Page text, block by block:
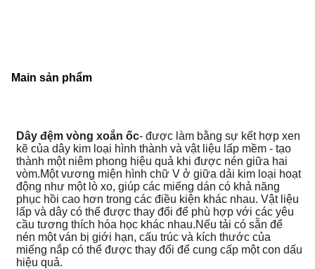
Main sản phẩm
Dây đệm vòng xoắn ốc- được làm bằng sự kết hợp xen
kẽ của dây kim loại hình thành và vật liệu lấp mềm - tạo
thành một niêm phong hiệu quả khi được nén giữa hai
vòm.Một vương miện hình chữ V ở giữa dải kim loại hoạt
động như một lò xo, giúp các miếng dán có khả năng
phục hồi cao hơn trong các điều kiện khác nhau. Vật liệu
lấp và dây có thể được thay đổi để phù hợp với các yêu
cầu tương thích hóa học khác nhau.Nếu tải có sẵn để
nén một ván bị giới hạn, cấu trúc và kích thước của
miếng nắp có thể được thay đổi để cung cấp một con dấu
hiệu quả.